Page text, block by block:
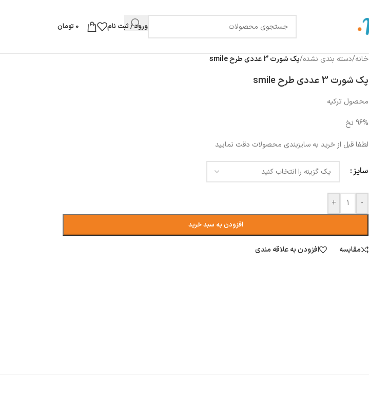
ورود / ثبت نام 0 تومان
خانه/دسته بندی نشده/پک شورت 3 عددی طرح smile
پک شورت 3 عددی طرح smile
محصول ترکیه
96% نخ
لطفا قبل از خرید به سایزبندی محصولات دقت نمایید
سایز
-
+
افزودن به سبد خرید
مقایسه افزودن به علاقه مندی